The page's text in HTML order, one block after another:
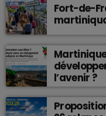
Fort-de-
l’avenir ?